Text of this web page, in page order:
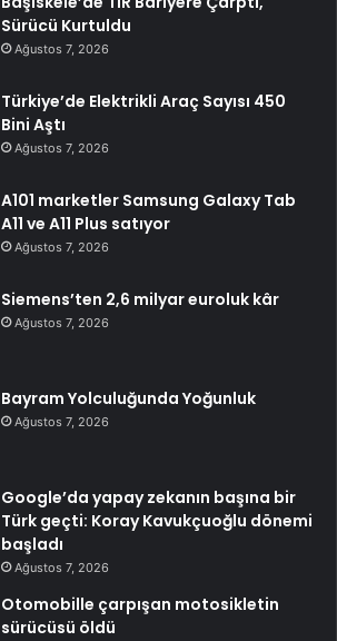
Sürücü Kurtuldu
Ağustos 7, 2026
Türkiye’de Elektrikli Araç Sayısı 450
Bini Aştı
Ağustos 7, 2026
A101 marketler Samsung Galaxy Tab
A11 ve A11 Plus satıyor
Ağustos 7, 2026
Siemens’ten 2,6 milyar euroluk kâr
Ağustos 7, 2026
Bayram Yolculuğunda Yoğunluk
Ağustos 7, 2026
Google’da yapay zekanın başına bir
Türk geçti: Koray Kavukçuoğlu dönemi
başladı
Ağustos 7, 2026
Otomobille çarpışan motosikletin
sürücüsü öldü